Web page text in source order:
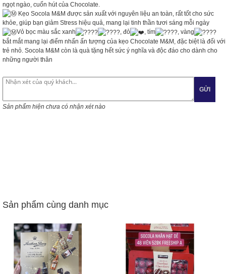
ngọt ngào, cuốn hút của Chocolate.
Kẹo Socola M&M được sản xuất với nguyên liệu an toàn, rất tốt cho sức
khỏe, giúp bạn giảm Stress hiệu quả, mang lại tinh thần tươi sáng mỗi ngày
Vỏ bọc màu sắc xanh
, đỏ , tím
, vàng
bắt mắt mang lại điểm nhấn ấn tượng của kẹo Chocolate M&M, đặc biệt là đối với
trẻ nhỏ. Socola M&M còn là quà tặng hết sức ý nghĩa và độc đáo cho dành cho
những người thân
GỬI
Sản phẩm hiện chưa có nhận xét nào
Sản phẩm cùng danh mục